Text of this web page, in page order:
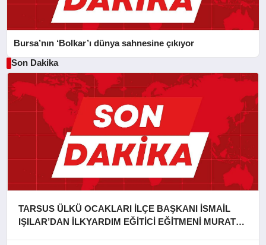
Bursa’nın ‘Bolkar’ı dünya sahnesine çıkıyor
Son Dakika
TARSUS ÜLKÜ OCAKLARI İLÇE BAŞKANI İSMAİL
IŞILAR’DAN İLKYARDIM EĞİTİCİ EĞİTMENİ MURAT